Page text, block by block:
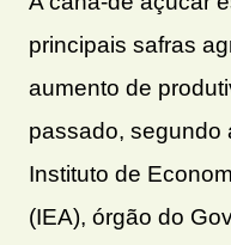
principais safras
aumento de
passado, segundo
Instituto de
(IEA), órgão do